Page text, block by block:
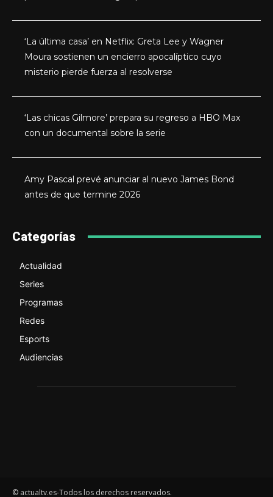
‘La última casa’ en Netflix: Greta Lee y Wagner
Moura sostienen un encierro apocalíptico cuyo
misterio pierde fuerza al resolverse
‘Las chicas Gilmore’ prepara su regreso a HBO Max
con un documental sobre la serie
Amy Pascal prevé anunciar al nuevo James Bond
antes de que termine 2026
Categorías
Actualidad
Series
Programas
Redes
Esports
Audiencias
© actualtv.es-Todos los derechos reservados.